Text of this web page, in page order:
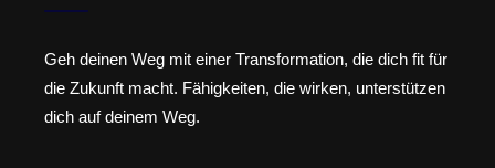
Geh deinen Weg mit einer Transformation, die dich fit für
die Zukunft macht. Fähigkeiten, die wirken, unterstützen
dich auf deinem Weg.